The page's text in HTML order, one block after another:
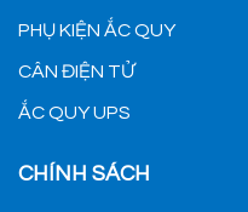
PHỤ KIỆN ẮC QUY
CÂN ĐIỆN TỬ
ẮC QUY UPS
CHÍNH SÁCH